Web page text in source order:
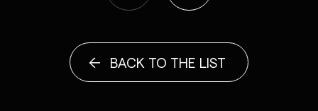
BACK TO THE LIST